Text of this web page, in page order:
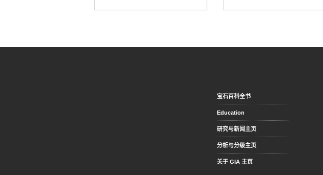
宝石百科全书
Education
研究与新闻主页
分析与分级主页
关于 GIA 主页